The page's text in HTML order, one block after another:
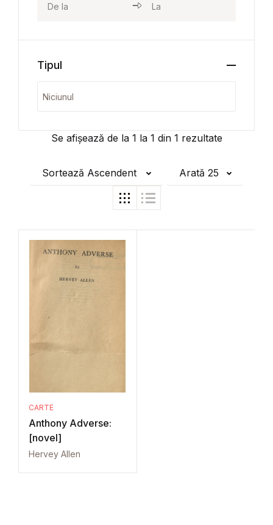
Se afișează de la 1 la 1 din 1 rezultate
Sortează Ascendent Arată 25
CARTE
Anthony Adverse:
[novel]
Hervey Allen
Tipul